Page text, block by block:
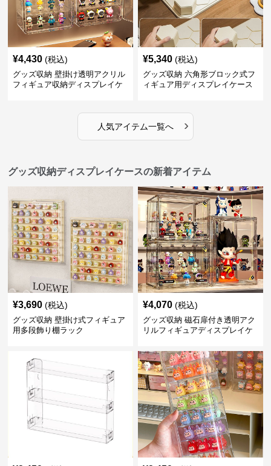
¥4,430 (税込)
グッズ収納 壁掛け透明アクリル
フィギュア収納ディスプレイケ
¥5,340 (税込)
グッズ収納 六角形ブロック式フ
ィギュア用ディスプレイケース
人気アイテム一覧へ ›
グッズ収納ディスプレイケースの新着アイテム
¥3,690 (税込)
グッズ収納 壁掛け式フィギュア
用多段飾り棚ラック
¥4,070 (税込)
グッズ収納 磁石扉付き透明アク
リルフィギュアディスプレイケ